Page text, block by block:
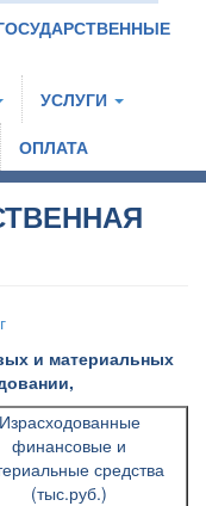
УСЛУГИ
ОПЛАТА
и материальных
Израсходованные
финансовые и
средства
(тыс.руб.)